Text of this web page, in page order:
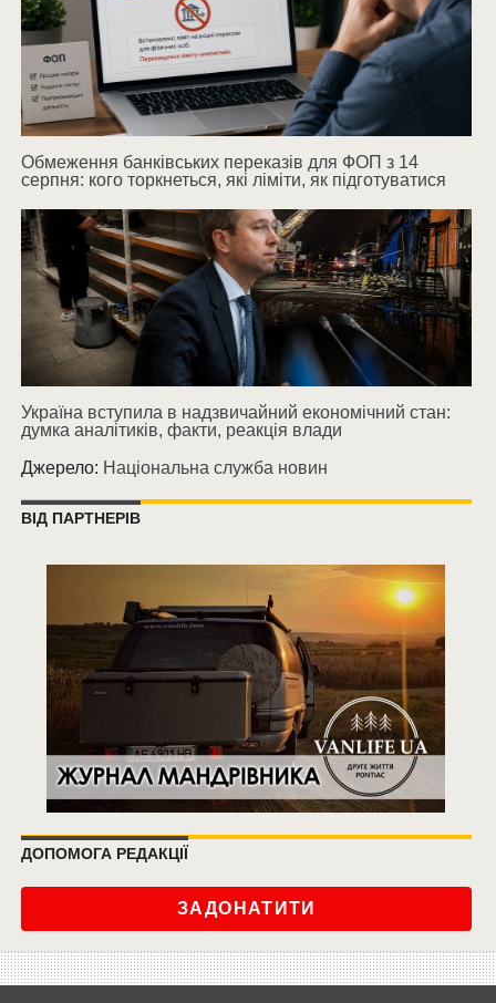
Обмеження банківських переказів для ФОП з 14
серпня: кого торкнеться, які ліміти, як підготуватися
Україна вступила в надзвичайний економічний стан:
думка аналітиків, факти, реакція влади
Джерело: Національна служба новин
ВІД ПАРТНЕРІВ
ДОПОМОГА РЕДАКЦІЇ
ЗАДОНАТИТИ